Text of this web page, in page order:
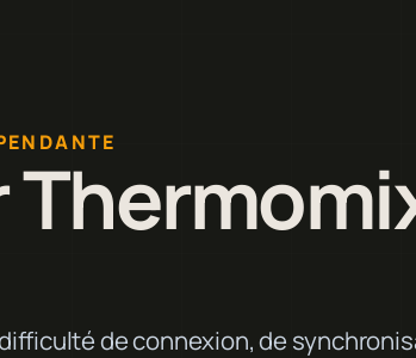
de connexion, de